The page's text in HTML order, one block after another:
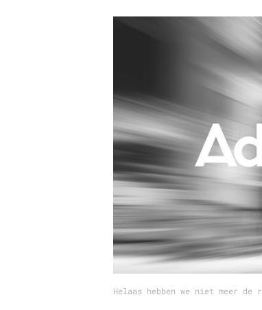
Helaas hebben we niet meer